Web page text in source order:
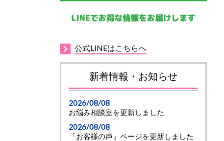
公式LINEはこちらへ
新着情報・お知らせ
2026/08/08
お悩み相談室を更新しました
2026/08/08
「お客様の声」ページを更新しました